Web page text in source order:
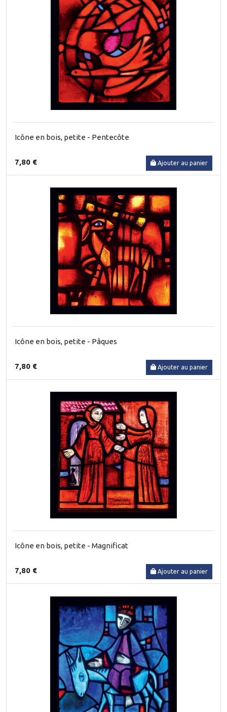
Icône en bois, petite - Pentecôte
7,80 € Ajouter au panier
Icône en bois, petite - Pâques
7,80 € Ajouter au panier
Icône en bois, petite - Magnificat
7,80 € Ajouter au panier